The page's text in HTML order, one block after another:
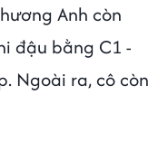
Anh còn
đậu bằng C1 -
Ngoài ra, cô còn